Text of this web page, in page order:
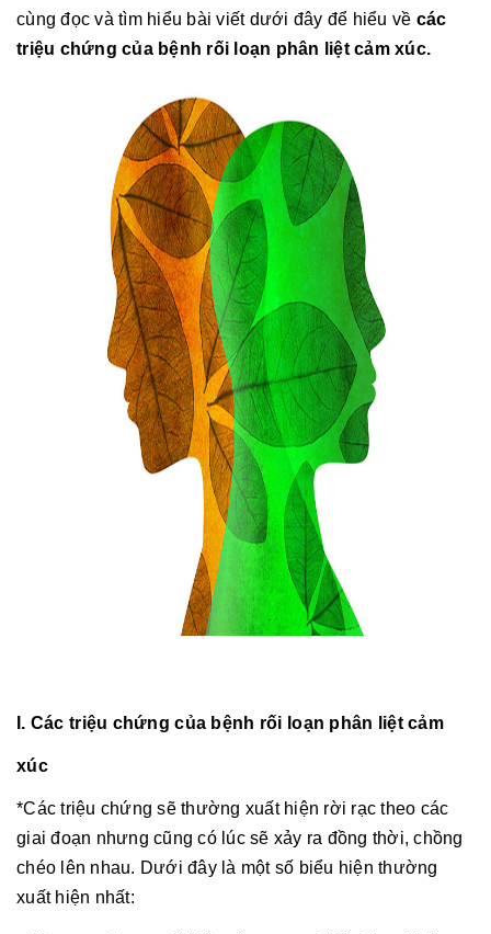
cùng đọc và tìm hiểu bài viết dưới đây để hiểu về các
triệu chứng của bệnh rối loạn phân liệt cảm xúc.
I. Các triệu chứng của bệnh rối loạn phân liệt cảm
xúc
*Các triệu chứng sẽ thường xuất hiện rời rạc theo các
giai đoạn nhưng cũng có lúc sẽ xảy ra đồng thời, chồng
chéo lên nhau. Dưới đây là một số biểu hiện thường
xuất hiện nhất: